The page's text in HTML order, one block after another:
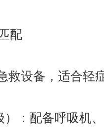
配
救设备，适合轻
）：配备呼吸机